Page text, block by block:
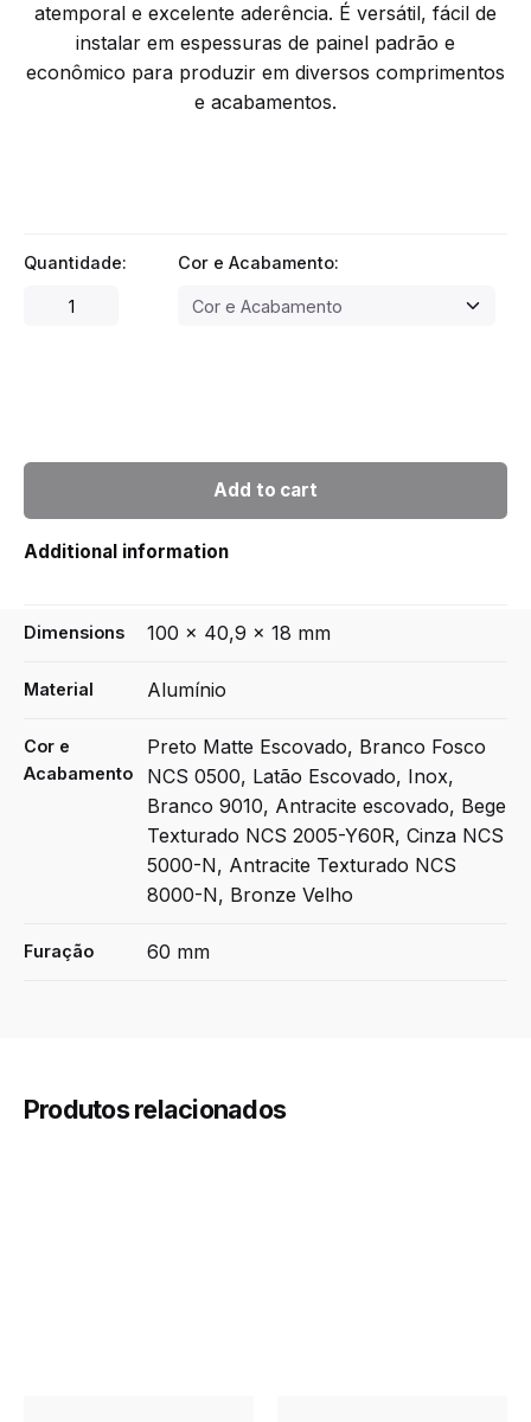
atemporal e excelente aderência. É versátil, fácil de
instalar em espessuras de painel padrão e
econômico para produzir em diversos comprimentos
e acabamentos.
Quantidade:
Cor e Acabamento:
Add to cart
Additional information
Dimensions 100 × 40,9 × 18 mm
Material Alumínio
Cor e
Acabamento
Preto Matte Escovado, Branco Fosco
NCS 0500, Latão Escovado, Inox,
Branco 9010, Antracite escovado, Bege
Texturado NCS 2005-Y60R, Cinza NCS
5000-N, Antracite Texturado NCS
8000-N, Bronze Velho
Furação 60 mm
Produtos relacionados